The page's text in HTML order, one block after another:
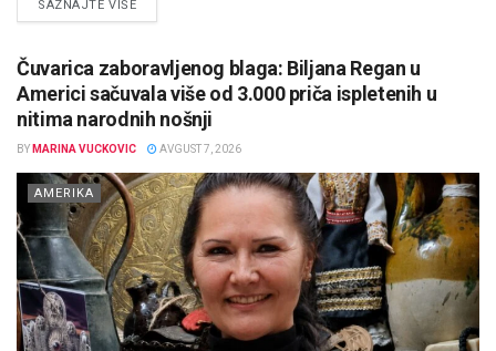
SAZNAJTE VIŠEDETAILS
Čuvarica zaboravljenog blaga: Biljana Regan u
Americi sačuvala više od 3.000 priča ispletenih u
nitima narodnih nošnji
BY MARINA VUCKOVIC AVGUST 7, 2026
AMERIKA